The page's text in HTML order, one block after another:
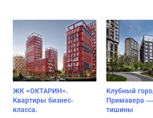
ЖК «ОКТАРИН».
Квартиры бизнес-
класса.
Клубный
Примавера —
тишины